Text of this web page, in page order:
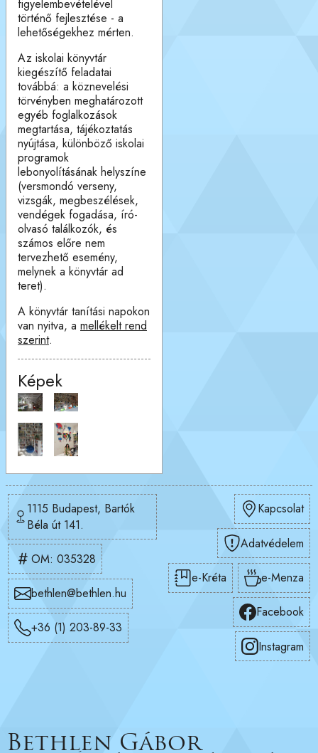
figyelembevételével
történő fejlesztése - a
lehetőségekhez mérten.
Az iskolai könyvtár
kiegészítő feladatai
továbbá: a köznevelési
törvényben meghatározott
egyéb foglalkozások
megtartása, tájékoztatás
nyújtása, különböző iskolai
programok
lebonyolításának helyszíne
(versmondó verseny,
vizsgák, megbeszélések,
vendégek fogadása, író-
olvasó találkozók, és
számos előre nem
tervezhető esemény,
melynek a könyvtár ad
teret).
A könyvtár tanítási napokon
van nyitva, a mellékelt rend
szerint.
Képek
Bethlen Gábor
1115 Budapest, Bartók
Béla út 141.
OM: 035328
bethlen@bethlen.hu
+36 (1) 203-89-33
Kapcsolat
Adatvédelem
e-Kréta e-Menza
Facebook
Instagram